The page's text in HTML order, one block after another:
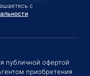
с
публичной офертой
приобретения